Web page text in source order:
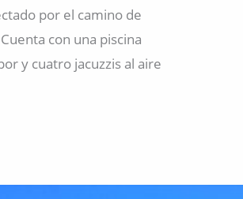
por el camino de
con una piscina
y cuatro jacuzzis al aire